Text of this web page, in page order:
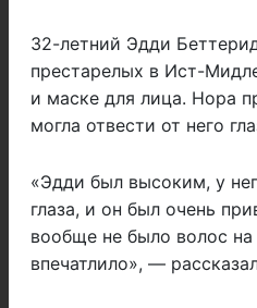
32-летний Эдди
престарелых в Ист-
и маске для лица. Нора
могла отвести от него
«Эдди был высоким, у
глаза, и он был очень
вообще не было волос на
впечатлило», —